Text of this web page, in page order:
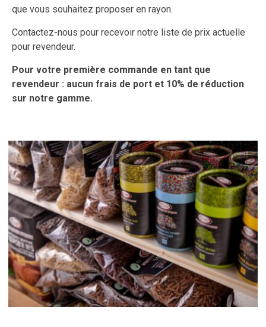
que vous souhaitez proposer en rayon.
Contactez-nous pour recevoir notre liste de prix actuelle
pour revendeur.
Pour votre première commande en tant que
revendeur : aucun frais de port et 10% de réduction
sur notre gamme.